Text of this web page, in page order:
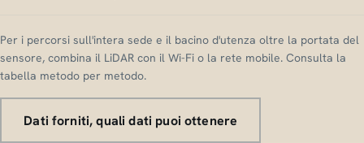
Per i percorsi sull'intera sede e il bacino d'utenza oltre la portata del
sensore, combina il LiDAR con il Wi-Fi o la rete mobile. Consulta la
tabella metodo per metodo.
Dati forniti, quali dati puoi ottenere